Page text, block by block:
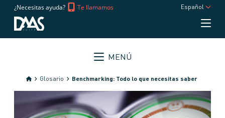
¿Necesitas ayuda? Te llamamos Español
MENÚ
Glosario Benchmarking: Todo lo que necesitas saber